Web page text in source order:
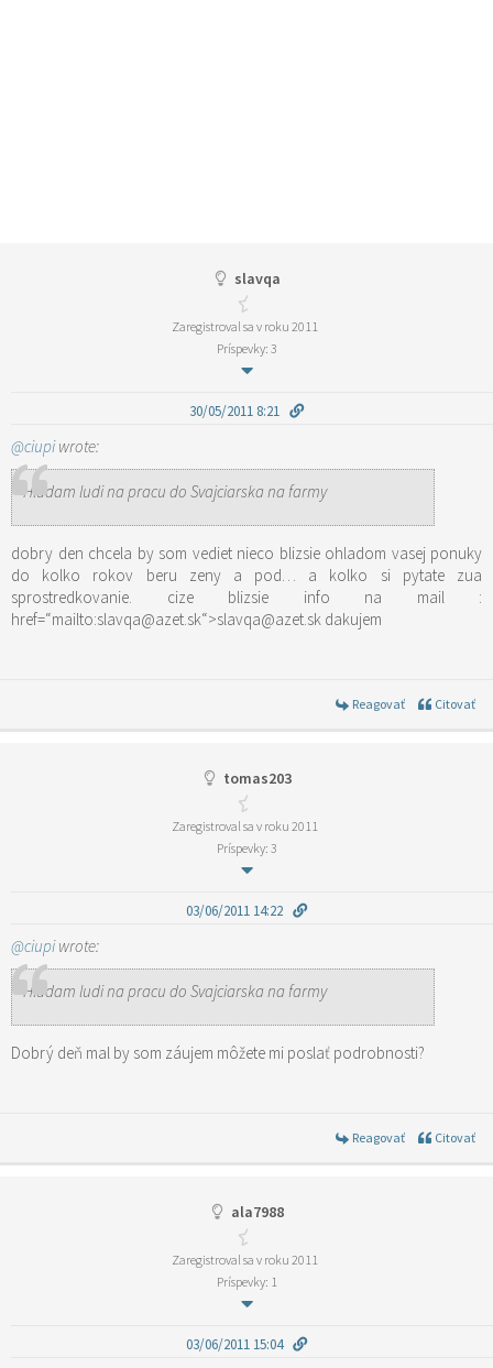
slavqa
Zaregistroval sa v roku 2011
Príspevky: 3
30/05/2011 8:21
@ciupiwrote:
Hladam ludi na pracu do Svajciarska na farmy
dobry den chcela by som vediet nieco blizsie ohladom vasej ponuky
do kolko rokov beru zeny a pod… a kolko si pytate zua
sprostredkovanie. cize blizsie info na mail :
href=“mailto:slavqa@azet.sk“>slavqa@azet.sk dakujem
Reagovať Citovať
tomas203
Zaregistroval sa v roku 2011
Príspevky: 3
03/06/2011 14:22
@ciupiwrote:
Hladam ludi na pracu do Svajciarska na farmy
Dobrý deň mal by som záujem môžete mi poslať podrobnosti?
Reagovať Citovať
ala7988
Zaregistroval sa v roku 2011
Príspevky: 1
03/06/2011 15:04